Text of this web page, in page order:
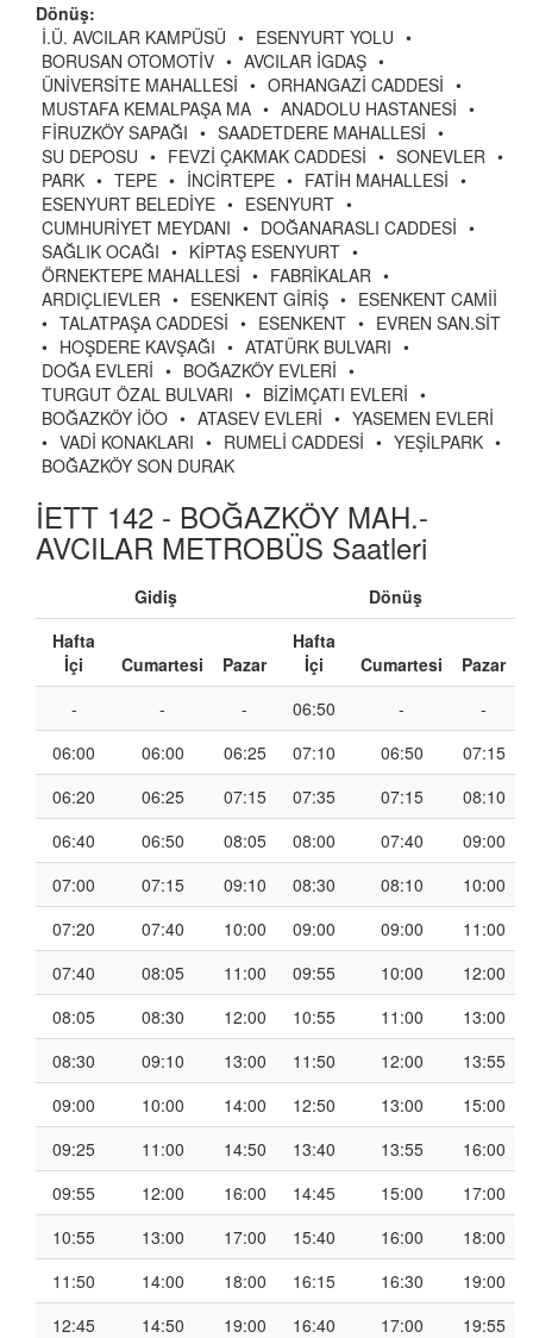
Dönüş:
İ.Ü. AVCILAR KAMPÜSÜ • ESENYURT YOLU •
BORUSAN OTOMOTİV • AVCILAR İGDAŞ •
ÜNİVERSİTE MAHALLESİ • ORHANGAZİ CADDESİ •
MUSTAFA KEMALPAŞA MA • ANADOLU HASTANESİ •
FİRUZKÖY SAPAĞI • SAADETDERE MAHALLESİ •
SU DEPOSU • FEVZİ ÇAKMAK CADDESİ • SONEVLER •
PARK • TEPE • İNCİRTEPE • FATİH MAHALLESİ •
ESENYURT BELEDİYE • ESENYURT •
CUMHURİYET MEYDANI • DOĞANARASLI CADDESİ •
SAĞLIK OCAĞI • KİPTAŞ ESENYURT •
ÖRNEKTEPE MAHALLESİ • FABRİKALAR •
ARDIÇLIEVLER • ESENKENT GİRİŞ • ESENKENT CAMİİ
• TALATPAŞA CADDESİ • ESENKENT • EVREN SAN.SİT
• HOŞDERE KAVŞAĞI • ATATÜRK BULVARI •
DOĞA EVLERİ • BOĞAZKÖY EVLERİ •
TURGUT ÖZAL BULVARI • BİZİMÇATI EVLERİ •
BOĞAZKÖY İÖO • ATASEV EVLERİ • YASEMEN EVLERİ
• VADİ KONAKLARI • RUMELİ CADDESİ • YEŞİLPARK •
BOĞAZKÖY SON DURAK
İETT 142 - BOĞAZKÖY MAH.-
AVCILAR METROBÜS Saatleri
Gidiş
Dönüş
Hafta
İçi
Cumartesi Pazar
Hafta
İçi
Cumartesi
Pazar
-
- - 06:50 -
-
06:00
06:00 06:25 07:10 06:50
07:15
06:20
06:25 07:15 07:35 07:15
08:10
06:40
06:50 08:05 08:00 07:40
09:00
07:00
07:15 09:10 08:30 08:10
10:00
07:20
07:40 10:00 09:00 09:00
11:00
07:40
08:05 11:00 09:55 10:00
12:00
08:05
08:30 12:00 10:55 11:00
13:00
08:30
09:10 13:00 11:50 12:00
13:55
09:00
10:00 14:00 12:50 13:00
15:00
09:25
11:00 14:50 13:40 13:55
16:00
09:55
12:00 16:00 14:45 15:00
17:00
10:55
13:00 17:00 15:40 16:00
18:00
11:50
14:00 18:00 16:15 16:30
19:00
12:45
14:50 19:00 16:40 17:00
19:55